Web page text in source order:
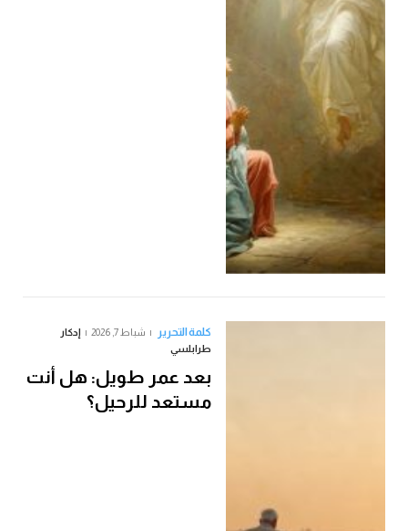
كلمة التحرير شباط 7, 2026
إدكار
طرابلسي
بعد عمر طويل: هل أنت
مستعد للرحيل؟